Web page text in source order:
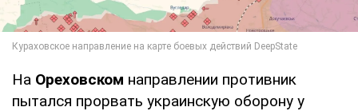
На Ореховском направлении противник
пытался прорвать украинскую оборону у